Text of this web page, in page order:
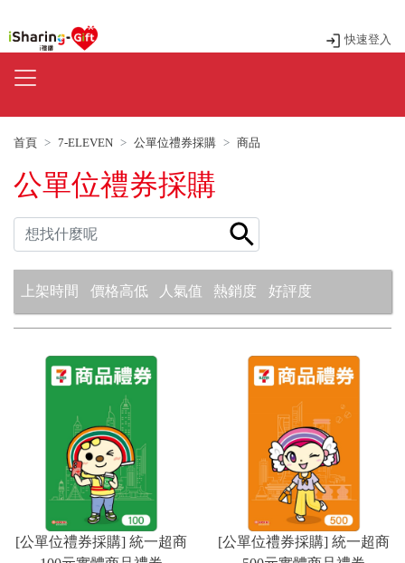
快速登入
首頁 7-ELEVEN 公單位禮券採購 商品
公單位禮券採購
上架時間 價格高低 人氣值 熱銷度 好評度
[公單位禮券採購] 統一超商
[公單位禮券採購] 統一超商